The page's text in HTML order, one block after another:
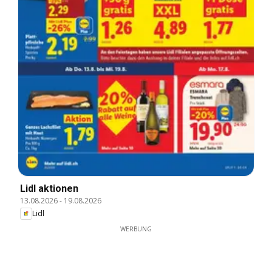
Lidl aktionen
13.08.2026- 19.08.2026
Lidl
WERBUNG